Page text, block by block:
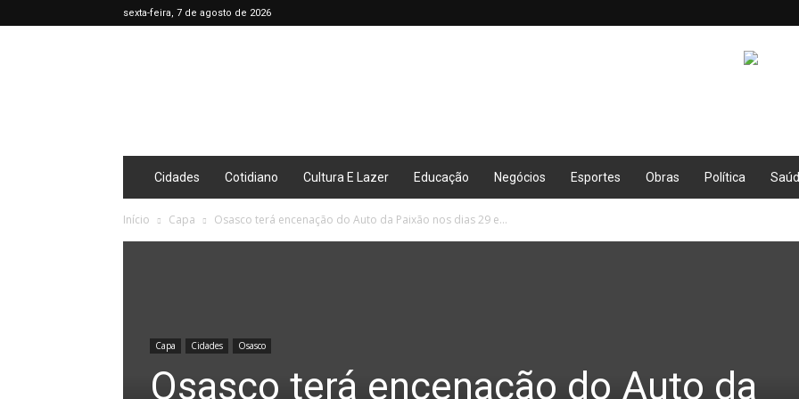
sexta-feira, 7 de agosto de 2026
Cidades Cotidiano Cultura E Lazer Educação Negócios Esportes Obras Política
Início Capa Osasco terá encenação do Auto da Paixão nos dias 29 e...
Capa Cidades Osasco
Osasco terá encenação do Auto da